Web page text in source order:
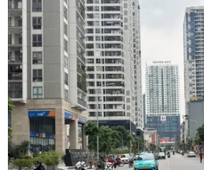
TIN CÙNG CHUYÊN MỤC
Hà Nội lần đầu
Festival Võ thuật quốc tế tại
Thành Thăng Long
06/08/2026 23:03